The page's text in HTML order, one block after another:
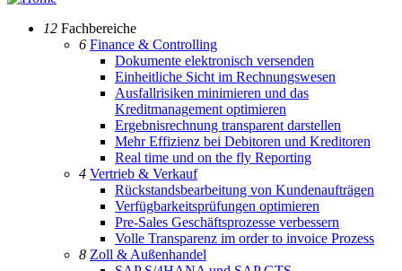
12 Fachbereiche
6 Finance & Controlling
Dokumente elektronisch versenden
Einheitliche Sicht im Rechnungswesen
Ausfallrisiken minimieren und das
Kreditmanagement optimieren
Ergebnisrechnung transparent darstellen
Mehr Effizienz bei Debitoren und Kreditoren
Real time und on the fly Reporting
4 Vertrieb & Verkauf
Rückstandsbearbeitung von Kundenaufträgen
Verfügbarkeitsprüfungen optimieren
Pre-Sales Geschäftsprozesse verbessern
Volle Transparenz im order to invoice Prozess
8 Zoll & Außenhandel